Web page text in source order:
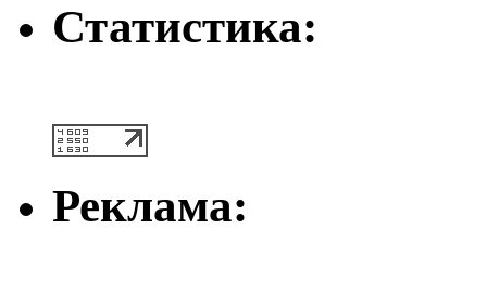
Статистика:
Реклама: